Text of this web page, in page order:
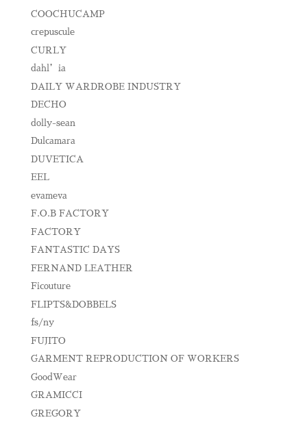
COOCHUCAMP
crepuscule
CURLY
dahl’ia
DAILY WARDROBE INDUSTRY
DECHO
dolly-sean
Dulcamara
DUVETICA
EEL
evameva
F.O.B FACTORY
FACTORY
FANTASTIC DAYS
FERNAND LEATHER
Ficouture
FLIPTS&DOBBELS
fs/ny
FUJITO
GARMENT REPRODUCTION OF WORKERS
GoodWear
GRAMICCI
GREGORY